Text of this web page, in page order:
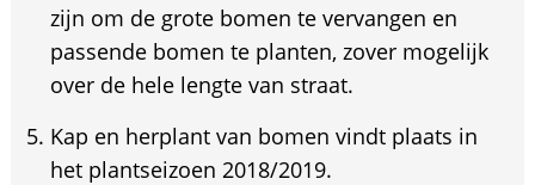
zijn om de grote bomen te vervangen en
passende bomen te planten, zover mogelijk
over de hele lengte van straat.
Kap en herplant van bomen vindt plaats in
het plantseizoen 2018/2019.